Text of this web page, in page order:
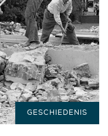
GESCHIEDENIS